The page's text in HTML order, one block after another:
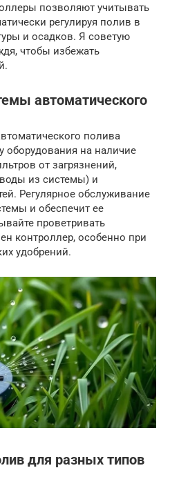
позволяют учитывать
регулируя полив в
и осадков. Я советую
чтобы избежать
автоматического
полива
оборудования на наличие
от загрязнений,
из системы) и
Регулярное обслуживание
и обеспечит ее
проветривать
контроллер, особенно при
удобрений.
для разных типов